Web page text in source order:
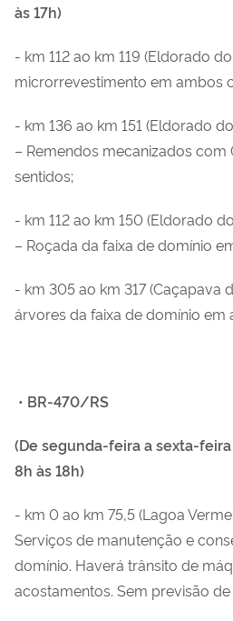
às 17h)
- km 112 ao km 119 (Eldorado
microrrevestimento em ambos
- km 136 ao km 151 (Eldorado
– Remendos mecanizados com
sentidos;
- km 112 ao km 150 (Eldorado
– Roçada da faixa de domínio
- km 305 ao km 317 (Caçapava
árvores da faixa de domínio em
• BR-470/RS
(De segunda-feira a sexta-
8h às 18h)
- km 0 ao km 75,5 (Lagoa
Serviços de manutenção e
domínio. Haverá trânsito de
acostamentos. Sem previsão de